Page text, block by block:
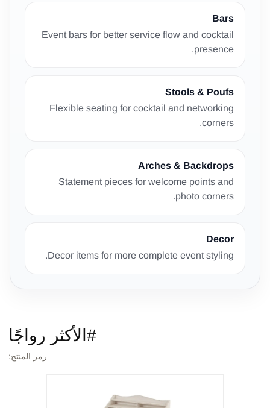
Bars
Event bars for better service flow and cocktail
presence.
Stools & Poufs
Flexible seating for cocktail and networking
corners.
Arches & Backdrops
Statement pieces for welcome points and
photo corners.
Decor
Decor items for more complete event styling.
#الأكثر رواجًا
رمز المنتج: